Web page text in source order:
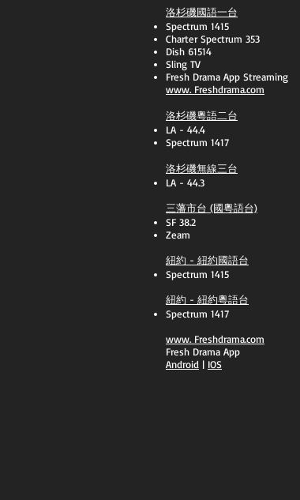
洛杉磯國語一台
Spectrum 1415
Charter Spectrum 353
Dish 61514
Sling TV
​Fresh Drama App Streaming
www. Freshdrama.com
洛杉磯粵語二台
LA - 44.4
Spectrum 1417
洛杉磯無線三台
LA - 44.3
三藩市台 (國粵語台)
SF 38.2
Zeam
紐約 - 紐約國語台
Spectrum 1415
紐約 - 紐約粵語台
Spectrum 1417
​www. Freshdrama.com
Fresh Drama App
​Android | IOS